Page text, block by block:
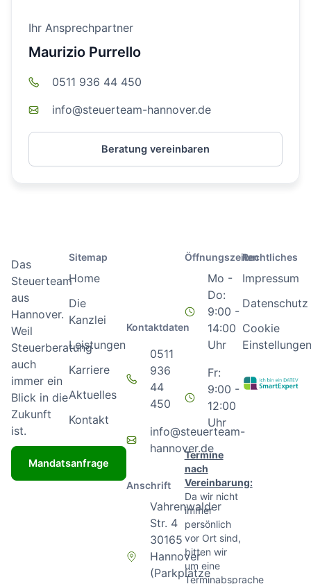
Ihr Ansprechpartner
Maurizio Purrello
0511 936 44 450
info@steuerteam-hannover.de
Beratung vereinbaren
Das
Steuerteam
aus
Hannover.
Weil
Steuerberatung
auch
immer ein
Blick in die
Zukunft
ist.
Mandatsanfrage
Sitemap
Home
Die
Kanzlei
Leistungen
Karriere
Aktuelles
Kontakt
Kontaktdaten
0511
936
44
450
info@steuerteam-
hannover.de
Anschrift
Vahrenwalder
Str. 4
30165
Hannover
(Parkplätze
Öffnungszeiten
Mo -
Do:
9:00 -
14:00
Uhr
Fr:
9:00 -
12:00
Uhr
Termine
nach
Vereinbarung:
Da wir nicht
immer
persönlich
vor Ort sind,
bitten wir
um eine
Terminabsprache
Rechtliches
Impressum
Datenschutz
Cookie
Einstellungen